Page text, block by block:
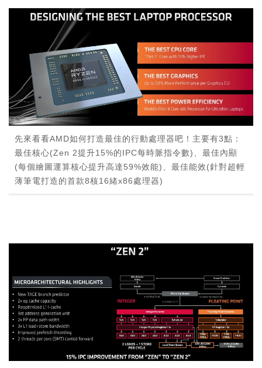
先來看看AMD如何打造最佳的行動處理器吧！主要有3點：
最佳核心(Zen 2提升15%的IPC每時脈指令數)、最佳內顯
(每個繪圖運算核心提升高達59%效能)、最佳能效(針對超輕
薄筆電打造的首款8核16緒x86處理器)